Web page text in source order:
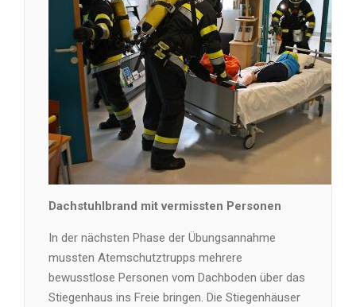
Dachstuhlbrand mit vermissten Personen
In der nächsten Phase der Übungsannahme
mussten Atemschutztrupps mehrere
bewusstlose Personen vom Dachboden über das
Stiegenhaus ins Freie bringen. Die Stiegenhäuser